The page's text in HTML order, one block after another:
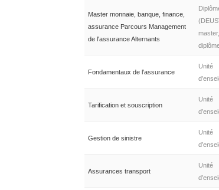
Master monnaie, banque, finance,
assurance Parcours Management
de l'assurance Alternants
Fondamentaux de l'assurance
Unité
Tarification et souscription
Unité
Gestion de sinistre
Unité
Assurances transport
Unité